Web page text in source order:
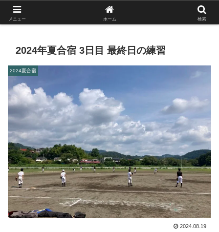
がんばれ！フルスイング！境南ブレーブス！
2024年夏合宿 3日目 最終日の練習
2024夏合宿
2024.08.19
メニュー ホーム 検索